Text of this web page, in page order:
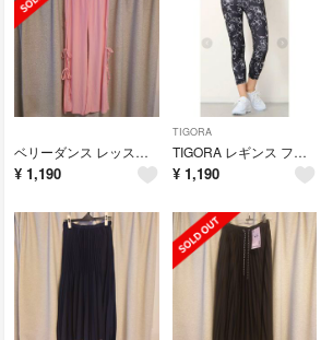
ベリーダンス レッスン着 パンツ ピンク
¥ 1,190
TIGORA
TIGORA レギンス フラワー ブラック
¥ 1,190